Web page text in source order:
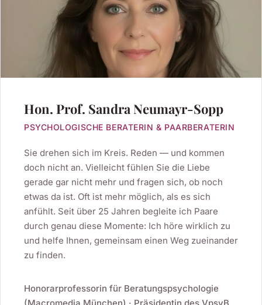
Hon. Prof. Sandra Neumayr-Sopp
PSYCHOLOGISCHE BERATERIN & PAARBERATERIN
Sie drehen sich im Kreis. Reden — und kommen
doch nicht an. Vielleicht fühlen Sie die Liebe
gerade gar nicht mehr und fragen sich, ob noch
etwas da ist. Oft ist mehr möglich, als es sich
anfühlt. Seit über 25 Jahren begleite ich Paare
durch genau diese Momente: Ich höre wirklich zu
und helfe Ihnen, gemeinsam einen Weg zueinander
zu finden.
Honorarprofessorin für Beratungspsychologie